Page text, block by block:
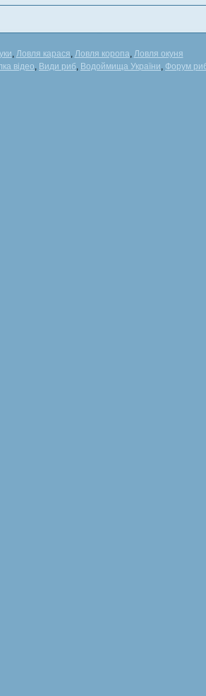
, Ловля карася, Ловля коропа, Ловля окуня
відео, Види риб, Водоймища України, Форум